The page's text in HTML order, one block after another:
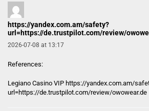
https://yandex.com.am/safety?
url=https://de.trustpilot.com/review/
2026-07-08 at 13:17
References:
Legiano Casino VIP https://yandex.com.am/
url=https://de.trustpilot.com/review/owowear.de